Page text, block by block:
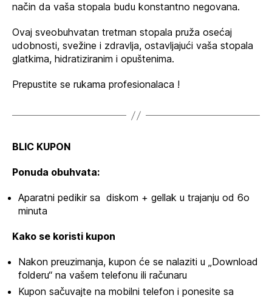
način da vaša stopala budu konstantno negovana.
Ovaj sveobuhvatan tretman stopala pruža osećaj
udobnosti, svežine i zdravlja, ostavljajući vaša stopala
glatkima, hidratiziranim i opuštenima.
Prepustite se rukama profesionalaca !
BLIC KUPON
Ponuda obuhvata:
Aparatni pedikir sa diskom + gellak u trajanju od 6o
minuta
Kako se koristi kupon
Nakon preuzimanja, kupon će se nalaziti u „Download
folderu“ na vašem telefonu ili računaru
Kupon sačuvajte na mobilni telefon i ponesite sa